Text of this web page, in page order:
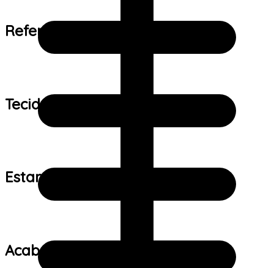
Referência de tamanho:
Tecido:
Estampa:
Acabamento: